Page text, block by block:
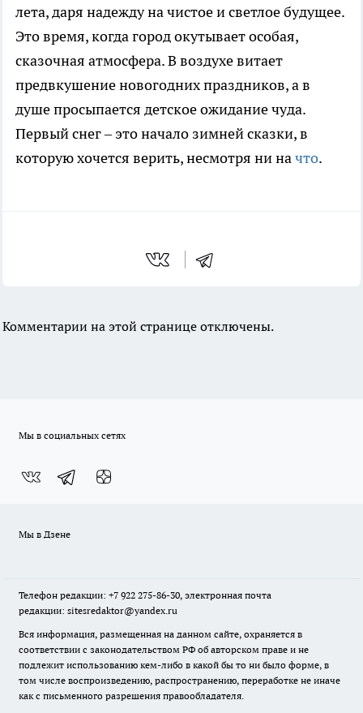
лета, даря надежду на чистое и светлое будущее.
Это время, когда город окутывает особая,
сказочная атмосфера. В воздухе витает
предвкушение новогодних праздников, а в
душе просыпается детское ожидание чуда.
Первый снег – это начало зимней сказки, в
которую хочется верить, несмотря ни начто.
Комментарии на этой странице отключены.
Мы в социальных сетях
Мы в Дзене
Телефон редакции: +7 922 275-86-30, электронная почта
редакции: sitesredaktor@yandex.ru
Вся информация, размещенная на данном сайте, охраняется в
соответствии с законодательством РФ об авторском праве и не
подлежит использованию кем-либо в какой бы то ни было форме, в
том числе воспроизведению, распространению, переработке не иначе
как с письменного разрешения правообладателя.